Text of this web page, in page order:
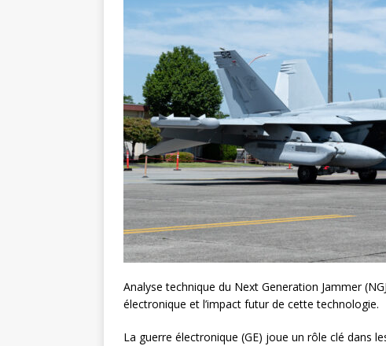
Analyse technique du Next Generation Jammer
électronique et l’impact futur de cette technologie.
La guerre électronique (GE) joue un rôle clé dans